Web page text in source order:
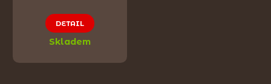
DETAIL
Skladem